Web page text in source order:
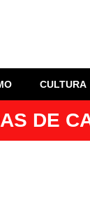
CULTURA
DE